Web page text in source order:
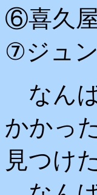
⑥喜久
⑦ジュ
なん
かかっ
見つけ